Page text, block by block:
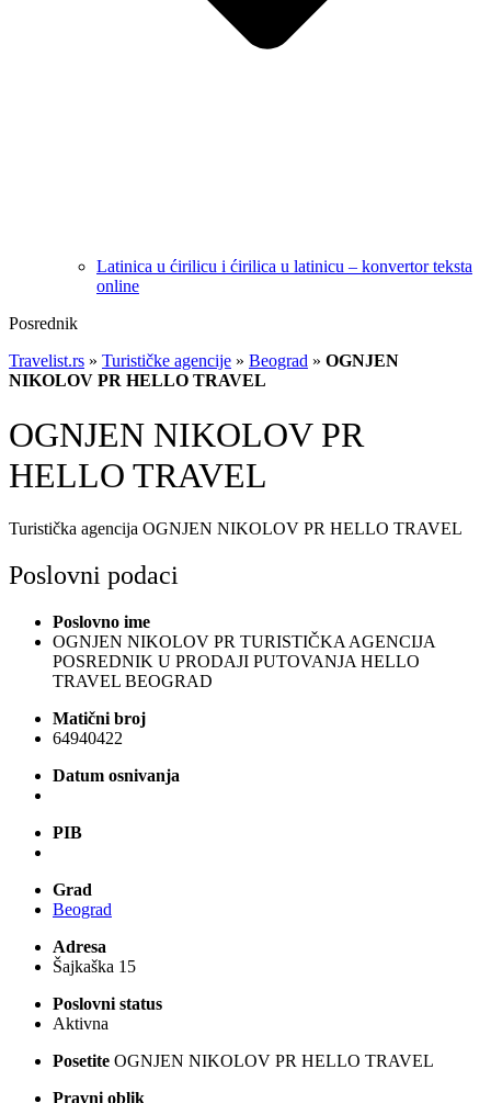
Latinica u ćirilicu i ćirilica u latinicu – konvertor teksta
online
Posrednik
Travelist.rs » Turističke agencije » Beograd » OGNJEN
NIKOLOV PR HELLO TRAVEL
OGNJEN NIKOLOV PR
HELLO TRAVEL
Turistička agencija OGNJEN NIKOLOV PR HELLO TRAVEL
Poslovni podaci
Poslovno ime
OGNJEN NIKOLOV PR TURISTIČKA AGENCIJA
POSREDNIK U PRODAJI PUTOVANJA HELLO
TRAVEL BEOGRAD
Matični broj
64940422
Datum osnivanja
PIB
Grad
Beograd
Adresa
Šajkaška 15
Poslovni status
Aktivna
Posetite OGNJEN NIKOLOV PR HELLO TRAVEL
Pravni oblik